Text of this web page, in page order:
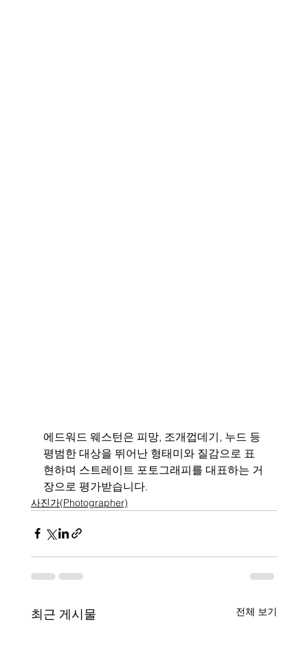
에드워드 웨스턴은 피망, 조개껍데기, 누드 등
평범한 대상을 뛰어난 형태미와 질감으로 표
현하며 스트레이트 포토그래피를 대표하는 거
장으로 평가받습니다.
사진가(Photographer)
최근 게시물 전체 보기